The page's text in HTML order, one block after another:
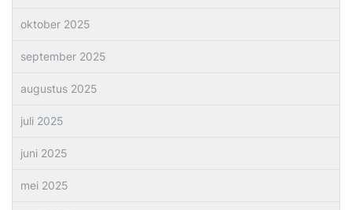
oktober 2025
september 2025
augustus 2025
juli 2025
juni 2025
mei 2025